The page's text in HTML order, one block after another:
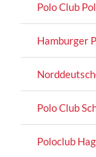
Polo Club
Hamburger
Polo Club
Poloclub